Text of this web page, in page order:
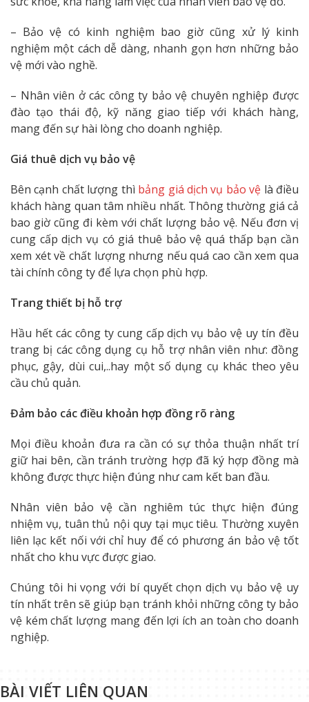
– Bảo vệ có kinh nghiệm bao giờ cũng xử lý kinh
nghiệm một cách dễ dàng, nhanh gọn hơn những bảo
vệ mới vào nghề.
– Nhân viên ở các công ty bảo vệ chuyên nghiệp được
đào tạo thái độ, kỹ năng giao tiếp với khách hàng,
mang đến sự hài lòng cho doanh nghiệp.
Giá thuê dịch vụ bảo vệ
Bên cạnh chất lượng thìbảng giá dịch vụ bảo vệ là điều
khách hàng quan tâm nhiều nhất. Thông thường giá cả
bao giờ cũng đi kèm với chất lượng bảo vệ. Nếu đơn vị
cung cấp dịch vụ có giá thuê bảo vệ quá thấp bạn cần
xem xét về chất lượng nhưng nếu quá cao cần xem qua
tài chính công ty để lựa chọn phù hợp.
Trang thiết bị hỗ trợ
Hầu hết các công ty cung cấp dịch vụ bảo vệ uy tín đều
trang bị các công dụng cụ hỗ trợ nhân viên như: đồng
phục, gậy, dùi cui,..hay một số dụng cụ khác theo yêu
cầu chủ quản.
Đảm bảo các điều khoản hợp đồng rõ ràng
Mọi điều khoản đưa ra cần có sự thỏa thuận nhất trí
giữ hai bên, cần tránh trường hợp đã ký hợp đồng mà
không được thực hiện đúng như cam kết ban đầu.
Nhân viên bảo vệ cần nghiêm túc thực hiện đúng
nhiệm vụ, tuân thủ nội quy tại mục tiêu. Thường xuyên
liên lạc kết nối với chỉ huy để có phương án bảo vệ tốt
nhất cho khu vực được giao.
Chúng tôi hi vọng với bí quyết chọn dịch vụ bảo vệ uy
tín nhất trên sẽ giúp bạn tránh khỏi những công ty bảo
vệ kém chất lượng mang đến lợi ích an toàn cho doanh
nghiệp.
BÀI VIẾT LIÊN QUAN